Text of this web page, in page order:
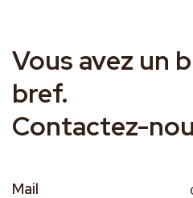
Vous avez un
bref.
Contactez-
Mail